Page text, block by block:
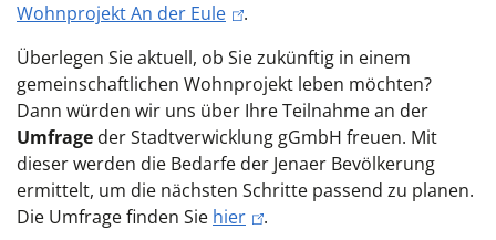
Wohnprojekt An der Eule
.
Überlegen Sie aktuell, ob Sie zukünftig in einem
gemeinschaftlichen Wohnprojekt leben möchten?
Dann würden wir uns über Ihre Teilnahme an der
Umfrage der Stadtverwicklung gGmbH freuen. Mit
dieser werden die Bedarfe der Jenaer Bevölkerung
ermittelt, um die nächsten Schritte passend zu planen.
Die Umfrage finden Sie hier .